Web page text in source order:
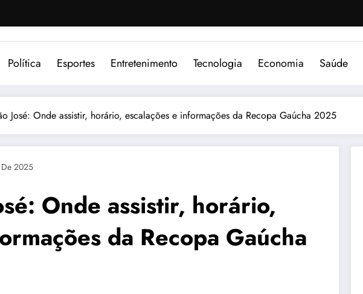
Política Esportes Entretenimento Tecnologia Economia Saúde
José: Onde assistir, horário, escalações e informações da Recopa Gaúcha 2025
De 2025
Onde assistir, horário,
da Recopa Gaúcha